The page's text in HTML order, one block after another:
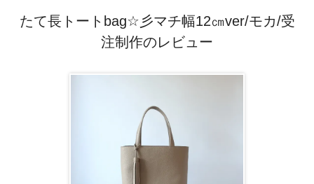
たて長トートbag☆彡マチ幅12㎝ver/モカ/受
注制作のレビュー